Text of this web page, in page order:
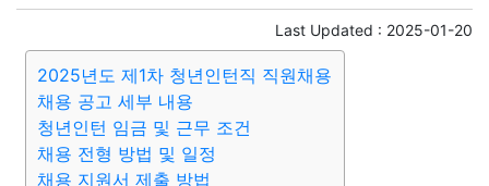
Last Updated : 2025-01-20
2025년도 제1차 청년인턴직 직원채용
채용 공고 세부 내용
청년인턴 임금 및 근무 조건
채용 전형 방법 및 일정
채용 지원서 제출 방법